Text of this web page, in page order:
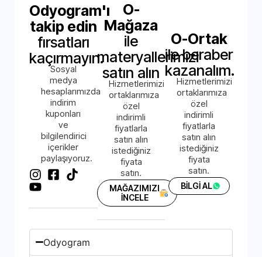
Odyogram'ı
takip edin
fırsatları
kaçırmayın.
Sosyal
medya
hesaplarımızda
indirim
kuponları
ve
bilgilendirici
içerikler
paylaşıyoruz.
O-
Mağaza
ile
materyallerimizi
satın alın
Hizmetlerimizi
ortaklarımıza
özel
indirimli
fiyatlarla
satın alın
istediğiniz
fiyata
satın.
MAĞAZIMIZI
İNCELE
O-Ortak
ile beraber
kazanalım.
Hizmetlerimizi
ortaklarımıza
özel
indirimli
fiyatlarla
satın alın
istediğiniz
fiyata
satın.
BİLGİ AL
Odyogram